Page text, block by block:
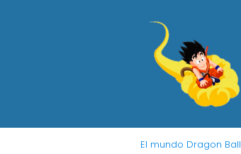
El mundo Dragon Ball